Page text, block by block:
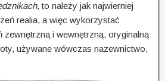
, to należy jak najwierniej
realia, a więc wykorzystać
zewnętrzną i wewnętrzną, oryginalną
używane wówczas nazewnictwo,